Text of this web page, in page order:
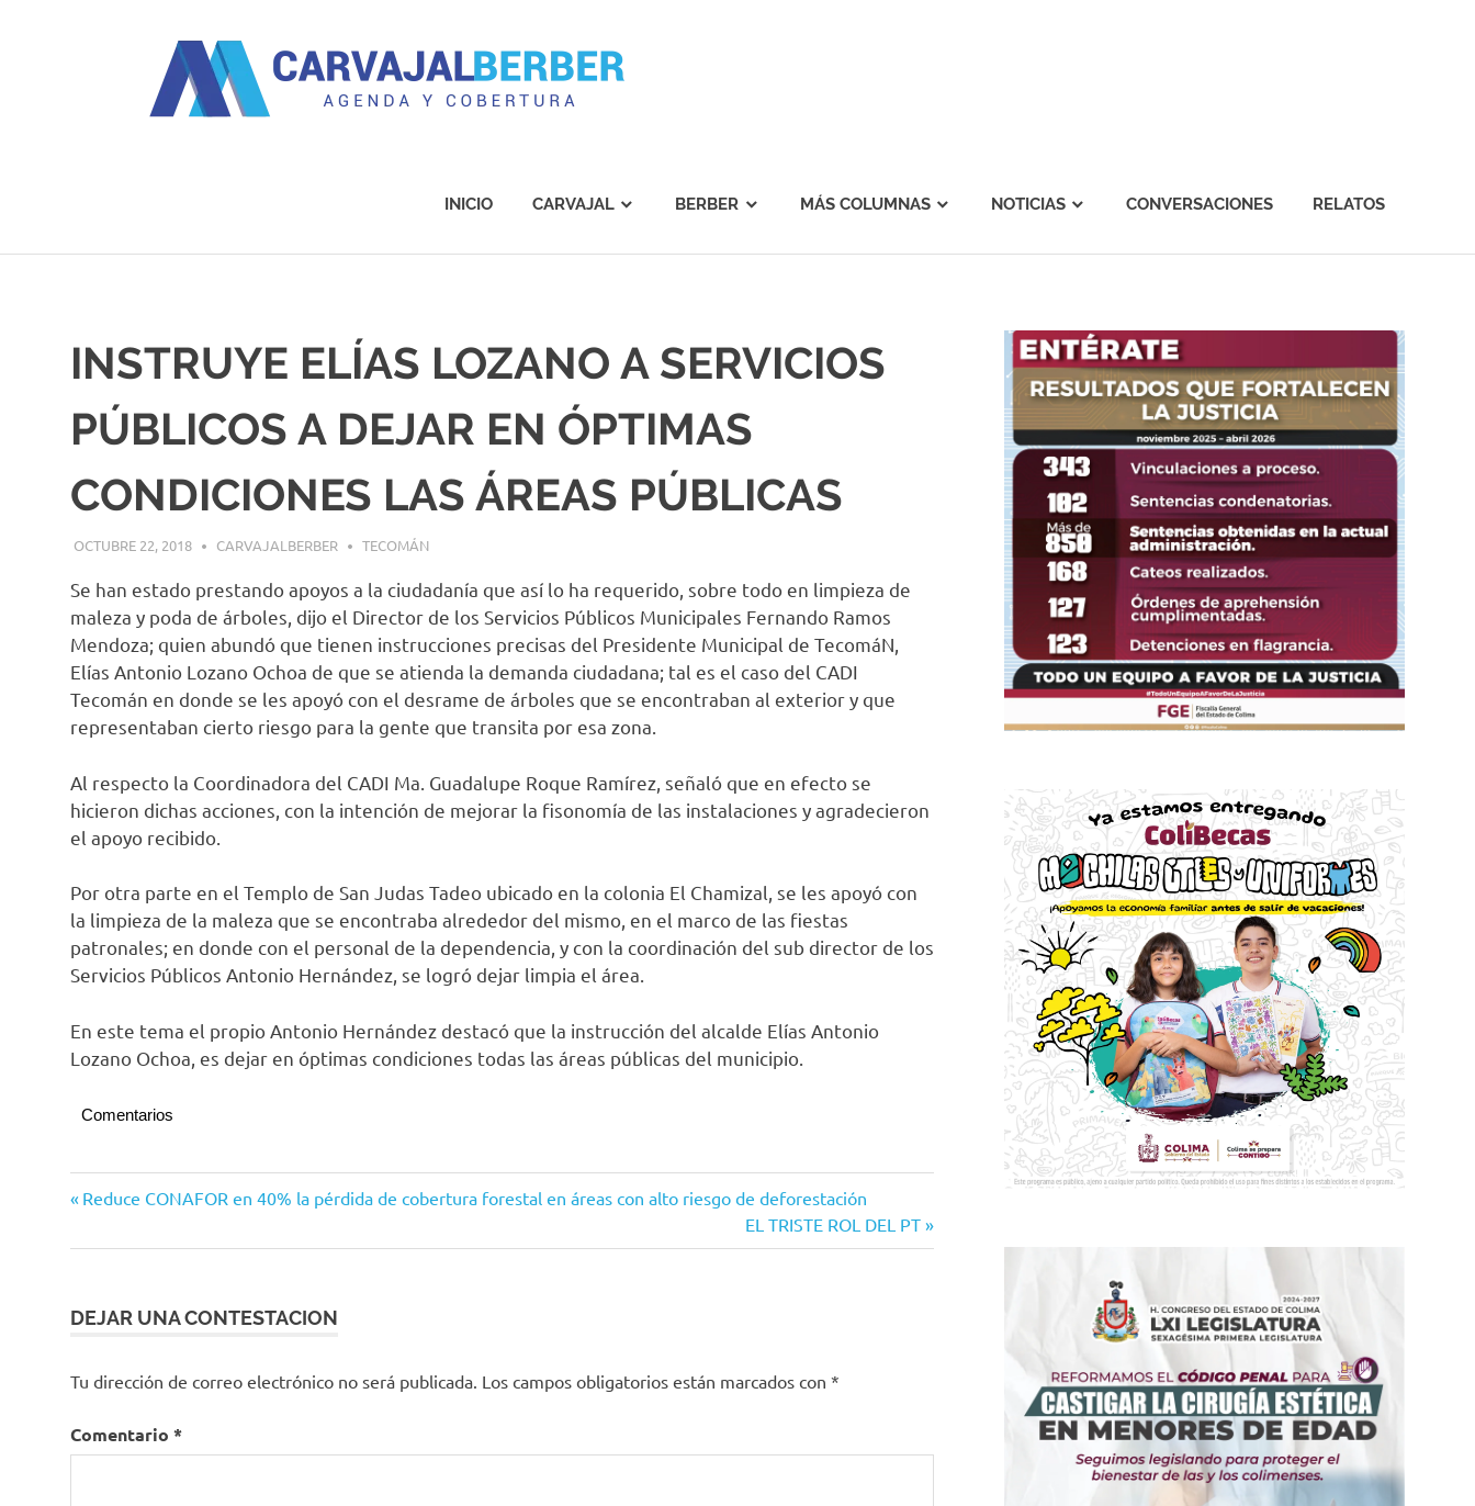
INICIO CARVAJAL BERBER MÁS COLUMNAS NOTICIAS CONVERSACIONES RELATOS
INSTRUYE ELÍAS LOZANO A SERVICIOS
PÚBLICOS A DEJAR EN ÓPTIMAS
CONDICIONES LAS ÁREAS PÚBLICAS
OCTUBRE 22, 2018 CARVAJALBERBER TECOMÁN
Se han estado prestando apoyos a la ciudadanía que así lo ha requerido, sobre todo en limpieza de
maleza y poda de árboles, dijo el Director de los Servicios Públicos Municipales Fernando Ramos
Mendoza; quien abundó que tienen instrucciones precisas del Presidente Municipal de TecomáN,
Elías Antonio Lozano Ochoa de que se atienda la demanda ciudadana; tal es el caso del CADI
Tecomán en donde se les apoyó con el desrame de árboles que se encontraban al exterior y que
representaban cierto riesgo para la gente que transita por esa zona.
Al respecto la Coordinadora del CADI Ma. Guadalupe Roque Ramírez, señaló que en efecto se
hicieron dichas acciones, con la intención de mejorar la fisonomía de las instalaciones y agradecieron
el apoyo recibido.
Por otra parte en el Templo de San Judas Tadeo ubicado en la colonia El Chamizal, se les apoyó con
la limpieza de la maleza que se encontraba alrededor del mismo, en el marco de las fiestas
patronales; en donde con el personal de la dependencia, y con la coordinación del sub director de los
Servicios Públicos Antonio Hernández, se logró dejar limpia el área.
En este tema el propio Antonio Hernández destacó que la instrucción del alcalde Elías Antonio
Lozano Ochoa, es dejar en óptimas condiciones todas las áreas públicas del municipio.
Comentarios
Navegación
de
Entrada
Reduce CONAFOR en 40% la pérdida de cobertura forestal en áreas con alto riesgo de deforestación
Siguiente
entrada:
EL TRISTE ROL DEL PT
DEJAR UNA CONTESTACION
Tu dirección de correo electrónico no será publicada. Los campos obligatorios están marcados con *
Comentario *